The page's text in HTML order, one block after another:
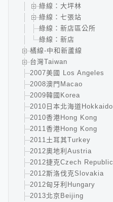
綠線：大坪林
綠線：七張站
綠線：新店區公所
綠線：新店
橘線-中和新蘆線
台灣Taiwan
2007美國 Los Angeles
2008澳門Macao
2009韓國Korea
2010日本北海道Hokkaido
2010香港Hong Kong
2011香港Hong Kong
2011土耳其Turkey
2012奧地利Austria
2012捷克Czech Republic
2012斯洛伐克Slovakia
2012匈牙利Hungary
2013北京Beijing